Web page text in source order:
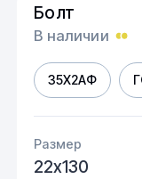
Болт
В наличии
35Х2АФ
Размер
22х130